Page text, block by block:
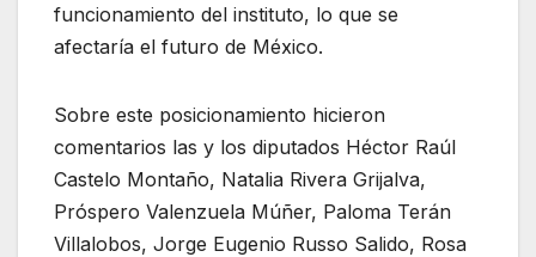
funcionamiento del instituto, lo que se
afectaría el futuro de México.
Sobre este posicionamiento hicieron
comentarios las y los diputados Héctor Raúl
Castelo Montaño, Natalia Rivera Grijalva,
Próspero Valenzuela Múñer, Paloma Terán
Villalobos, Jorge Eugenio Russo Salido, Rosa